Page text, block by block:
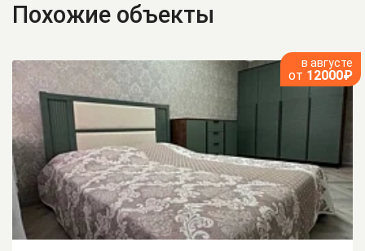
Похожие объекты
в августе
от 12000₽